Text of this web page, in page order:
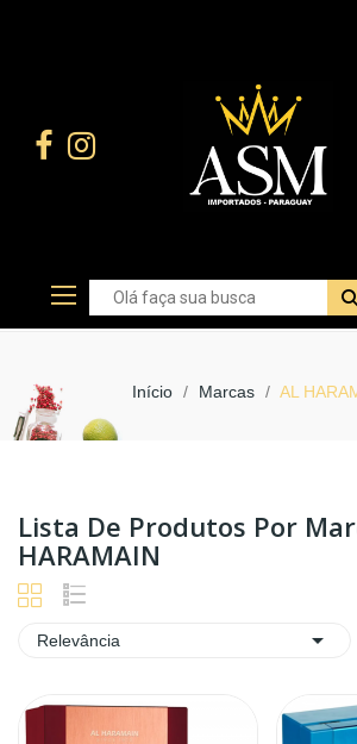
Início Marcas AL
Lista De Produtos Por
HARAMAIN
Relevância 